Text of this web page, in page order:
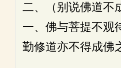
二、（别说佛道不
一、佛与菩提不观
勤修道亦不得成佛